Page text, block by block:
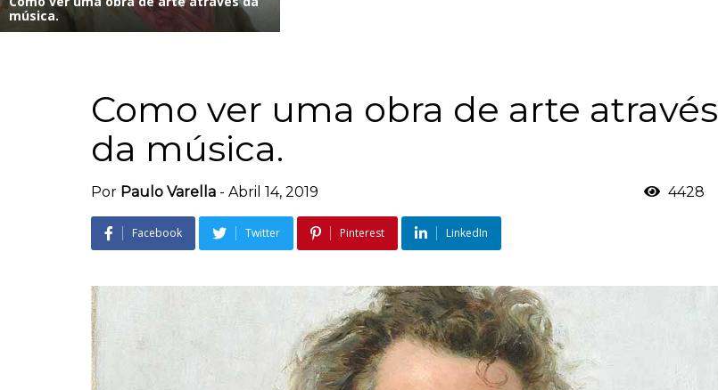
música.
Como ver uma obra de arte através
da música.
Por Paulo Varella - Abril 14, 2019 4428
Facebook Twitter Pinterest LinkedIn